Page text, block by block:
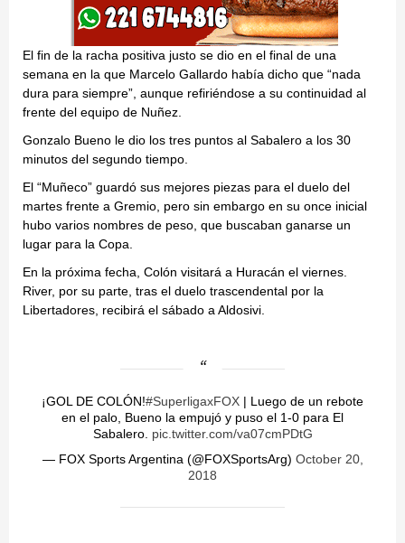
El fin de la racha positiva justo se dio en el final de una
semana en la que Marcelo Gallardo había dicho que “nada
dura para siempre”, aunque refiriéndose a su continuidad al
frente del equipo de Nuñez.
Gonzalo Bueno le dio los tres puntos al Sabalero a los 30
minutos del segundo tiempo.
El “Muñeco” guardó sus mejores piezas para el duelo del
martes frente a Gremio, pero sin embargo en su once inicial
hubo varios nombres de peso, que buscaban ganarse un
lugar para la Copa.
En la próxima fecha, Colón visitará a Huracán el viernes.
River, por su parte, tras el duelo trascendental por la
Libertadores, recibirá el sábado a Aldosivi.
¡GOL DE COLÓN!#SuperligaxFOX | Luego de un rebote
en el palo, Bueno la empujó y puso el 1-0 para El
Sabalero. pic.twitter.com/va07cmPDtG
— FOX Sports Argentina (@FOXSportsArg) October 20,
2018